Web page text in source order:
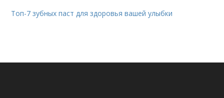
Топ-7 зубных паст для здоровья вашей улыбки